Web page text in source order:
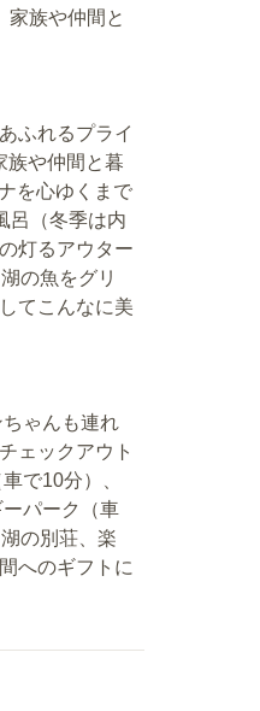
家族や仲間と
ふれるプライ
族や仲間と暮
を心ゆくまで
呂（冬季は内
灯るアウター
の魚をグリ
てこんなに美
ゃんも連れ
ェックアウト
で10分）、
パーク（車
の別荘、楽
へのギフトに